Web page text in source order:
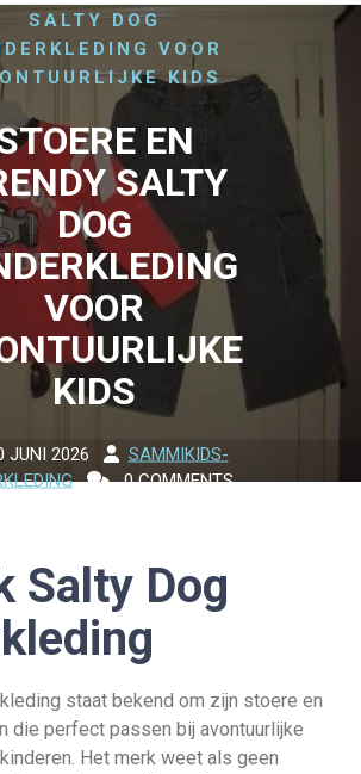
SALTY DOG
VOOR
KIDS
EN
SALTY
DOG
VOOR
KIDS
JUNI 2026
SAMMIKIDS-
0 COMMENTS
Salty Dog
staat bekend om zijn stoere en
die perfect passen bij avontuurlijke
Het merk weet als geen